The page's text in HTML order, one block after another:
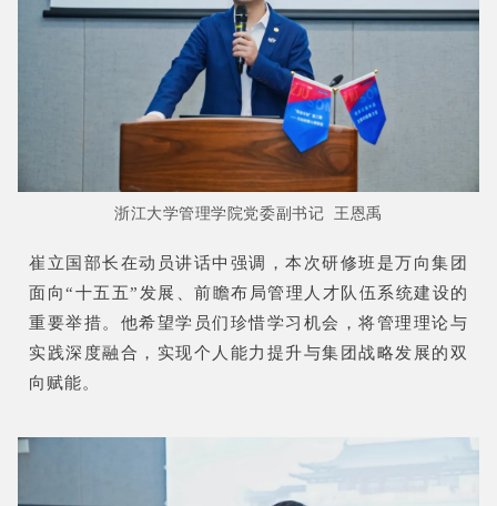
浙江大学管理学院党委副书记 王恩禹
崔立国部长在动员讲话中强调，本次研修班是万向集团
面向“十五五”发展、前瞻布局管理人才队伍系统建设的
重要举措。他希望学员们珍惜学习机会，将管理理论与
实践深度融合，实现个人能力提升与集团战略发展的双
向赋能。